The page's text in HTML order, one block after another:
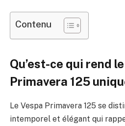
Contenu
Qu’est-ce qui rend
Primavera 125
Le Vespa Primavera 125 se
intemporel et élégant qui